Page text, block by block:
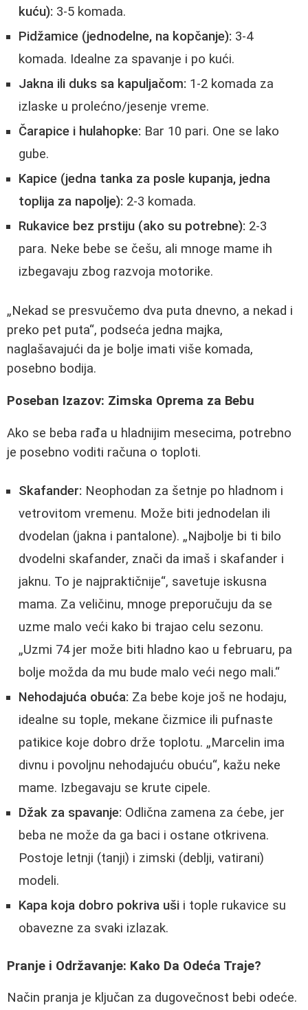
kuću): 3-5 komada.
Pidžamice (jednodelne, na kopčanje): 3-4
komada. Idealne za spavanje i po kući.
Jakna ili duks sa kapuljačom: 1-2 komada za
izlaske u prolećno/jesenje vreme.
Čarapice i hulahopke: Bar 10 pari. One se lako
gube.
Kapice (jedna tanka za posle kupanja, jedna
toplija za napolje): 2-3 komada.
Rukavice bez prstiju (ako su potrebne): 2-3
para. Neke bebe se češu, ali mnoge mame ih
izbegavaju zbog razvoja motorike.
„Nekad se presvučemo dva puta dnevno, a nekad i
preko pet puta“, podseća jedna majka,
naglašavajući da je bolje imati više komada,
posebno bodija.
Poseban Izazov: Zimska Oprema za Bebu
Ako se beba rađa u hladnijim mesecima, potrebno
je posebno voditi računa o toploti.
Skafander: Neophodan za šetnje po hladnom i
vetrovitom vremenu. Može biti jednodelan ili
dvodelan (jakna i pantalone). „Najbolje bi ti bilo
dvodelni skafander, znači da imaš i skafander i
jaknu. To je najpraktičnije“, savetuje iskusna
mama. Za veličinu, mnoge preporučuju da se
uzme malo veći kako bi trajao celu sezonu.
„Uzmi 74 jer može biti hladno kao u februaru, pa
bolje možda da mu bude malo veći nego mali.“
Nehodajuća obuća: Za bebe koje još ne hodaju,
idealne su tople, mekane čizmice ili pufnaste
patikice koje dobro drže toplotu. „Marcelin ima
divnu i povoljnu nehodajuću obuću“, kažu neke
mame. Izbegavaju se krute cipele.
Džak za spavanje: Odlična zamena za ćebe, jer
beba ne može da ga baci i ostane otkrivena.
Postoje letnji (tanji) i zimski (deblji, vatirani)
modeli.
Kapa koja dobro pokriva uši i tople rukavice su
obavezne za svaki izlazak.
Pranje i Održavanje: Kako Da Odeća Traje?
Način pranja je ključan za dugovečnost bebi odeće.